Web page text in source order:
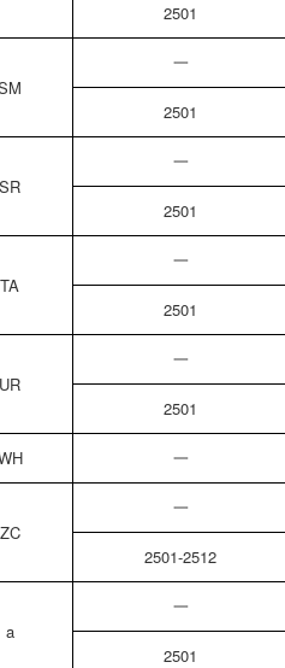
2501
一
2501
SR
一
2501
TA
一
2501
UR
一
2501
一
ZC
一
2501-2512
a
一
2501